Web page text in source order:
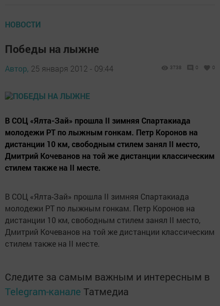
НОВОСТИ
Победы на лыжне
Автор, 25 января 2012 - 09:44 3738 0 0
В СОЦ «Ялта-Зай» прошла II зимняя Спартакиада
молодежи РТ по лыжным гонкам. Петр Коронов на
дистанции 10 км, свободным стилем занял II место,
Дмитрий Кочеванов на той же дистанции классическим
стилем также на II месте.
В СОЦ «Ялта-Зай» прошла II зимняя Спартакиада
молодежи РТ по лыжным гонкам. Петр Коронов на
дистанции 10 км, свободным стилем занял II место,
Дмитрий Кочеванов на той же дистанции классическим
стилем также на II месте.
Следите за самым важным и интересным в
Telegram-канале Татмедиа